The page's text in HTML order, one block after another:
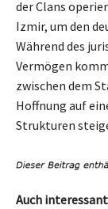
der Clans
Izmir, um den
Während des
Vermögen
zwischen dem
Hoffnung auf
Strukturen
Auch